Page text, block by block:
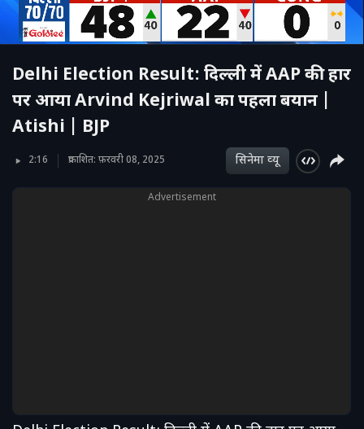
Delhi Election Result: दिल्ली में AAP की हार
पर आया Arvind Kejriwal का पहला बयान |
Atishi | BJP
2:16 प्रकाशित: फ़रवरी 08, 2025 सिनेमा व्‍यू
Advertisement